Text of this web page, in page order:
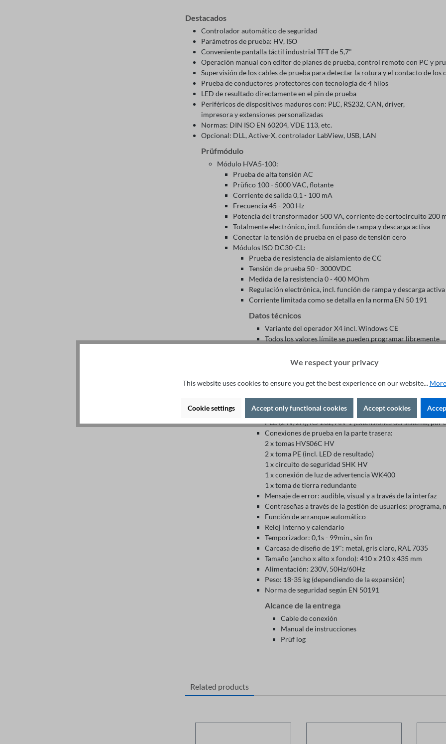
Destacados
Controlador automático de seguridad
Parámetros de prueba: HV, ISO
Conveniente pantalla táctil industrial TFT de 5,7"
Operación manual con editor de planes de prueba, control remoto con PC y
Supervisión de los cables de prueba para detectar la rotura y el contacto de los
Prueba de conductores protectores con tecnología de 4 hilos
LED de resultado directamente en el pin de prueba
Periféricos de dispositivos maduros con: PLC, RS232, CAN, driver,
impresora y extensiones personalizadas
Normas: DIN ISO EN 60204, VDE 113, etc.
Opcional: DLL, Active-X, controlador LabView, USB, LAN
Prüfmódulo
Módulo HVA5-100:
Prueba de alta tensión AC
Prüfico 100 - 5000 VAC, flotante
Corriente de salida 0,1 - 100 mA
Frecuencia 45 - 200 Hz
Potencia del transformador 500 VA, corriente de cortocircuito 200
Totalmente electrónico, incl. función de rampa y descarga activa
Conectar la tensión de prueba en el paso de tensión cero
Módulos ISO DC30-CL:
Prueba de resistencia de aislamiento de CC
Tensión de prueba 50 - 3000VDC
Medida de la resistencia 0 - 400 MOhm
Regulación electrónica, incl. función de rampa y descarga activa
Corriente limitada como se detalla en la norma EN 50 191
Datos técnicos
Variante del operador X4 incl. Windows CE
Todos los valores límite se pueden programar libremente
Botones: PASS, FAIL, START, LOCK
Los LEDs de señalización: PASADO, FALLO, EN
Interfaces traseras:
PLC (24V/2A), RS-232, AN-1 (extensiones del sistema, por
Conexiones de prueba en la parte trasera:
2 x tomas HVS06C HV
2 x toma PE (incl. LED de resultado)
1 x circuito de seguridad SHK HV
1 x conexión de luz de advertencia WK400
1 x toma de tierra redundante
Mensaje de error: audible, visual y a través de la interfaz
Contraseñas a través de la gestión de usuarios: programa,
Función de arranque automático
Reloj interno y calendario
Temporizador: 0,1s - 99min., sin fin
Carcasa de diseño de 19": metal, gris claro, RAL 7035
Tamaño (ancho x alto x fondo): 410 x 210 x 435 mm
Alimentación: 230V, 50Hz/60Hz
Peso: 18-35 kg (dependiendo de la expansión)
Norma de seguridad según EN 50191
Alcance de la entrega
Cable de conexión
Manual de instrucciones
Prüf log
Related products
We respect your privacy
This website uses cookies to ensure you get the best experience on our website...
Cookie settings Accept only functional cookies Accept cookies